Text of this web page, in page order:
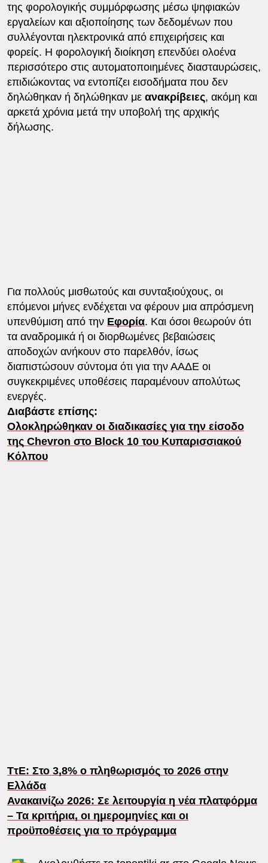
της φορολογικής συμμόρφωσης μέσω ψηφιακών
εργαλείων και αξιοποίησης των δεδομένων που
συλλέγονται ηλεκτρονικά από επιχειρήσεις και
φορείς. Η φορολογική διοίκηση επενδύει ολοένα
περισσότερο στις αυτοματοποιημένες διασταυρώσεις,
επιδιώκοντας να εντοπίζει εισοδήματα που δεν
δηλώθηκαν ή δηλώθηκαν με ανακρίβειες, ακόμη και
αρκετά χρόνια μετά την υποβολή της αρχικής
δήλωσης.
Για πολλούς μισθωτούς και συνταξιούχους, οι
επόμενοι μήνες ενδέχεται να φέρουν μια απρόσμενη
υπενθύμιση από την Εφορία. Και όσοι θεωρούν ότι
τα αναδρομικά ή οι διορθωμένες βεβαιώσεις
αποδοχών ανήκουν στο παρελθόν, ίσως
διαπιστώσουν σύντομα ότι για την ΑΑΔΕ οι
συγκεκριμένες υποθέσεις παραμένουν απολύτως
ενεργές.
Διαβάστε επίσης:
Ολοκληρώθηκαν οι διαδικασίες για την είσοδο
της Chevron στο Block 10 του Κυπαρισσιακού
Κόλπου
ΤτΕ: Στο 3,8% ο πληθωρισμός το 2026 στην
Ελλάδα
Ανακαινίζω 2026: Σε λειτουργία η νέα πλατφόρμα
– Τα κριτήρια, οι ημερομηνίες και οι
προϋποθέσεις για το πρόγραμμα